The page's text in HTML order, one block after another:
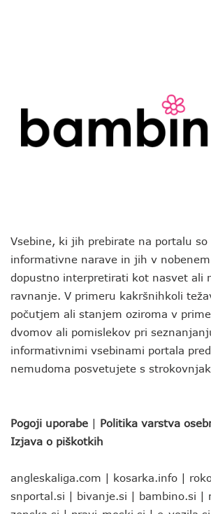
Vsebine, ki jih prebirate na portalu
informativne narave in jih v
dopustno interpretirati kot nasvet ali
ravnanje. V primeru kakršnihkoli
počutjem ali stanjem oziroma v
dvomov ali pomislekov pri
informativnimi vsebinami portala
nemudoma posvetujete s
Pogoji uporabe | Politika varstva
Izjava o piškotkih
angleskaliga.com | kosarka.info |
snportal.si | bivanje.si | bambino.si |